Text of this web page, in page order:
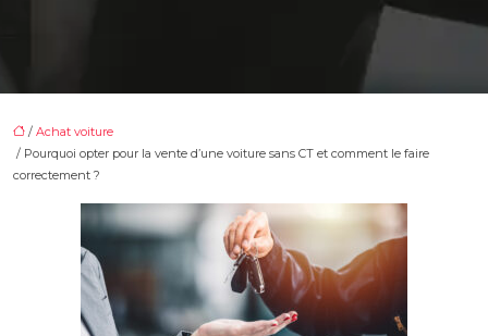
/ Achat voiture
/ Pourquoi opter pour la vente d’une voiture sans CT et comment le faire
correctement ?